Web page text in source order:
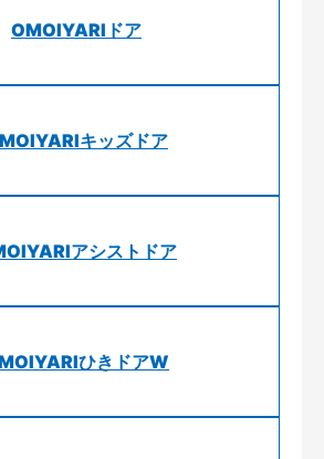
OMOIYARIドア
キッズドア
アシストドア
ひきドアW